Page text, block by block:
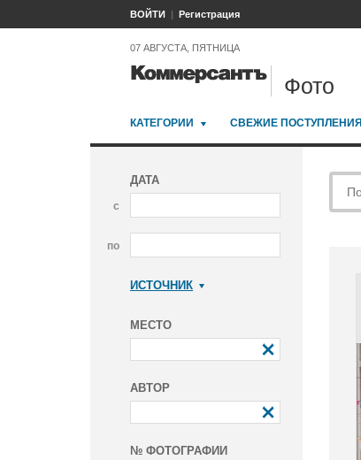
ВОЙТИ Регистрация
07 АВГУСТА, ПЯТНИЦА
Фото
КАТЕГОРИИ СВЕЖИЕ ПОСТУПЛЕНИЯ
ДАТА
с
по
ИСТОЧНИК
МЕСТО
АВТОР
№ ФОТОГРАФИИ